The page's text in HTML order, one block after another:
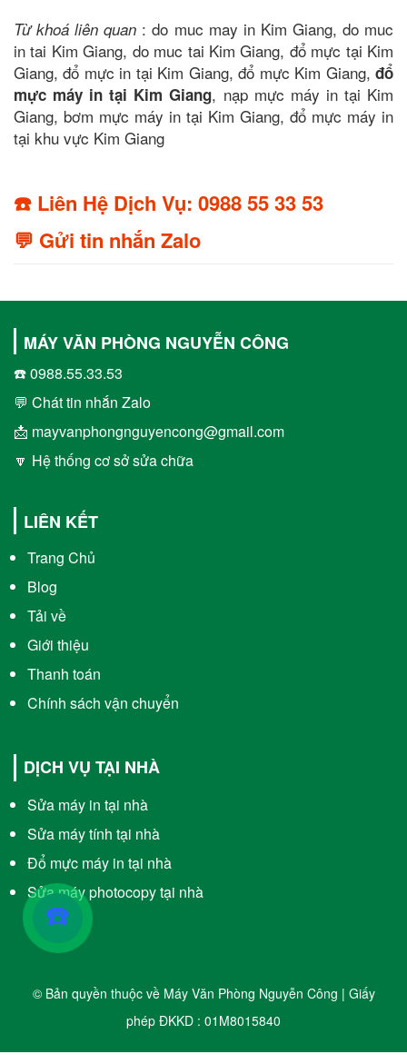
Từ khoá liên quan : do muc may in Kim Giang, do muc
in tai Kim Giang, do muc tai Kim Giang, đổ mực tại Kim
Giang, đổ mực in tại Kim Giang, đổ mực Kim Giang, đổ
mực máy in tại Kim Giang, nạp mực máy in tại Kim
Giang, bơm mực máy in tại Kim Giang, đổ mực máy in
tại khu vực Kim Giang
☎️ Liên Hệ Dịch Vụ: 0988 55 33 53
💬 Gửi tin nhắn Zalo
MÁY VĂN PHÒNG NGUYỄN CÔNG
☎️ 0988.55.33.53
💬 Chát tin nhắn Zalo
📩 mayvanphongnguyencong@gmail.com
🔽 Hệ thống cơ sở sửa chữa
LIÊN KẾT
Trang Chủ
Blog
Tải về
Giới thiệu
Thanh toán
Chính sách vận chuyển
DỊCH VỤ TẠI NHÀ
Sửa máy in tại nhà
Sửa máy tính tại nhà
Đổ mực máy in tại nhà
Sửa máy photocopy tại nhà
© Bản quyền thuộc về Máy Văn Phòng Nguyễn Công | Giấy
phép ĐKKD : 01M8015840
☎️